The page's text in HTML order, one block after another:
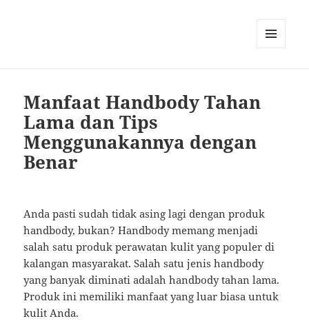
Manfaat Handbody Tahan
Lama dan Tips
Menggunakannya dengan
Benar
Anda pasti sudah tidak asing lagi dengan produk
handbody, bukan? Handbody memang menjadi
salah satu produk perawatan kulit yang populer di
kalangan masyarakat. Salah satu jenis handbody
yang banyak diminati adalah handbody tahan lama.
Produk ini memiliki manfaat yang luar biasa untuk
kulit Anda.